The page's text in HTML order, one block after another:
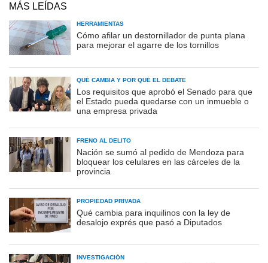
MÁS LEÍDAS
HERRAMIENTAS
Cómo afilar un destornillador de punta plana
para mejorar el agarre de los tornillos
QUÉ CAMBIA Y POR QUÉ EL DEBATE
Los requisitos que aprobó el Senado para que
el Estado pueda quedarse con un inmueble o
una empresa privada
FRENO AL DELITO
Nación se sumó al pedido de Mendoza para
bloquear los celulares en las cárceles de la
provincia
PROPIEDAD PRIVADA
Qué cambia para inquilinos con la ley de
desalojo exprés que pasó a Diputados
INVESTIGACIÓN